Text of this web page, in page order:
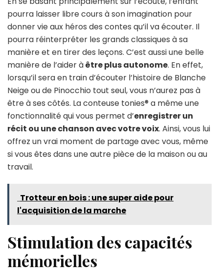
pourra laisser libre cours à son imagination pour
donner vie aux héros des contes qu’il va écouter. Il
pourra réinterpréter les grands classiques à sa
manière et en tirer des leçons. C’est aussi une belle
manière de l’aider àêtre plus autonome. En effet,
lorsqu’il sera en train d’écouter l’histoire de Blanche
Neige ou de Pinocchio tout seul, vous n’aurez pas à
être à ses côtés. La conteuse tonies® a même une
fonctionnalité qui vous permet d’enregistrer un
récit ou une chanson avec votre voix. Ainsi, vous lui
offrez un vrai moment de partage avec vous, même
si vous êtes dans une autre pièce de la maison ou au
travail.
Trotteur en bois : une super aide pour
l'acquisition de la marche
Stimulation des capacités
mémorielles